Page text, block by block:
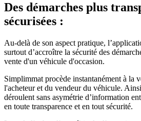
Des démarches plus
sécurisées :
Au-delà de son aspect pratique,
surtout d’accroître la sécurité des
vente d'un véhicule d'occasion.
Simplimmat procède instantanément à la
l'acheteur et du vendeur du véhicule.
déroulent sans asymétrie d’information
en toute transparence et en tout sécurité.